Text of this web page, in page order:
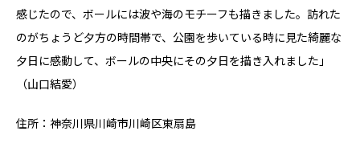
感じたので、ボールには波や海のモチーフも描きました。訪れた
のがちょうど夕方の時間帯で、公園を歩いている時に見た綺麗な
夕日に感動して、ボールの中央にその夕日を描き入れました」
（山口結愛）
住所：神奈川県川崎市川崎区東扇島